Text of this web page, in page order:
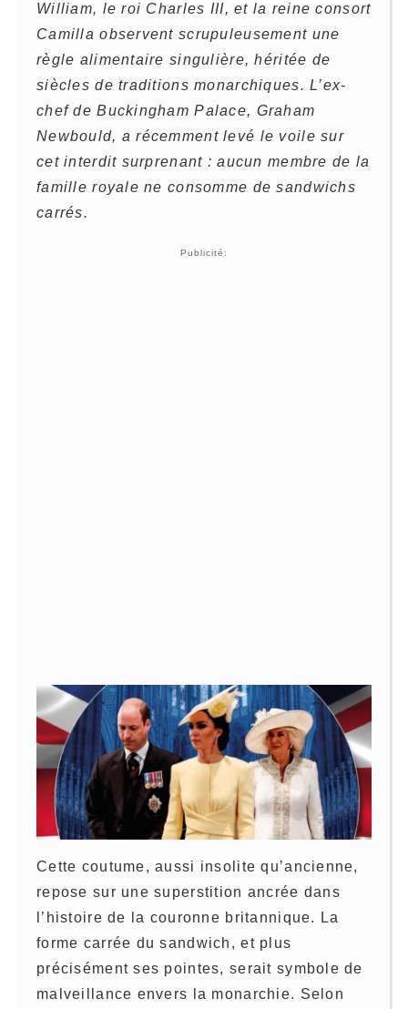
William, le roi Charles III, et la reine consort
Camilla observent scrupuleusement une
règle alimentaire singulière, héritée de
siècles de traditions monarchiques. L’ex-
chef de Buckingham Palace, Graham
Newbould, a récemment levé le voile sur
cet interdit surprenant : aucun membre de la
famille royale ne consomme de sandwichs
carrés.
Publicité:
Cette coutume, aussi insolite qu’ancienne,
repose sur une superstition ancrée dans
l’histoire de la couronne britannique. La
forme carrée du sandwich, et plus
précisément ses pointes, serait symbole de
malveillance envers la monarchie. Selon